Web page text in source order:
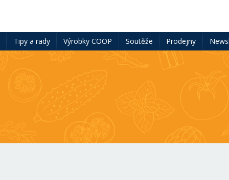
Tipy a rady Výrobky COOP Soutěže Prodejny